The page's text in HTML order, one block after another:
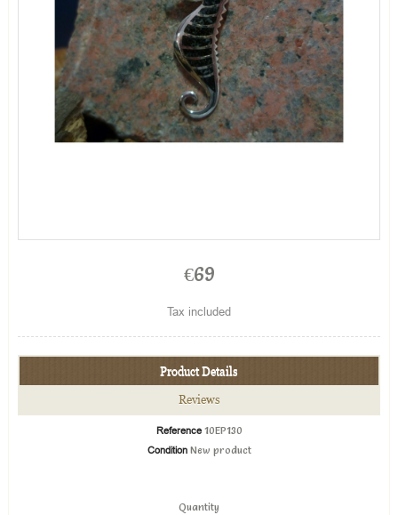
€69
Tax included
Product Details
Reviews
Reference 10EP130
Condition New product
Quantity